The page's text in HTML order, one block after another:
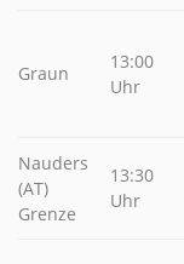
Graun
13:00
Uhr
Nauders
(AT)
Grenze
13:30
Uhr